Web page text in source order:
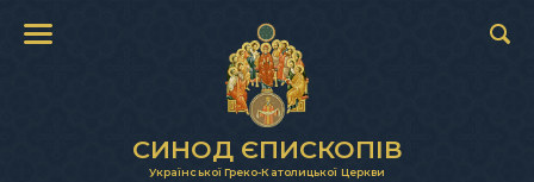
СИНОД ЄПИСКОПІВ
Української Греко-Католицької Церкви